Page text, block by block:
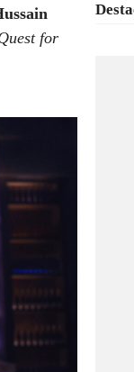
for